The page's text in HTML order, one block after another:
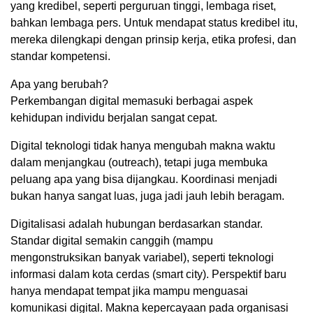
yang kredibel, seperti perguruan tinggi, lembaga riset,
bahkan lembaga pers. Untuk mendapat status kredibel itu,
mereka dilengkapi dengan prinsip kerja, etika profesi, dan
standar kompetensi.
Apa yang berubah?
Perkembangan digital memasuki berbagai aspek
kehidupan individu berjalan sangat cepat.
Digital teknologi tidak hanya mengubah makna waktu
dalam menjangkau (outreach), tetapi juga membuka
peluang apa yang bisa dijangkau. Koordinasi menjadi
bukan hanya sangat luas, juga jadi jauh lebih beragam.
Digitalisasi adalah hubungan berdasarkan standar.
Standar digital semakin canggih (mampu
mengonstruksikan banyak variabel), seperti teknologi
informasi dalam kota cerdas (smart city). Perspektif baru
hanya mendapat tempat jika mampu menguasai
komunikasi digital. Makna kepercayaan pada organisasi